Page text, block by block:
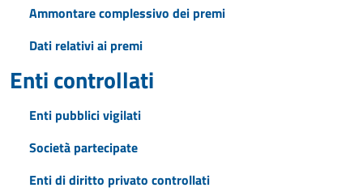
Ammontare complessivo dei premi
Dati relativi ai premi
Enti controllati
Enti pubblici vigilati
Società partecipate
Enti di diritto privato controllati